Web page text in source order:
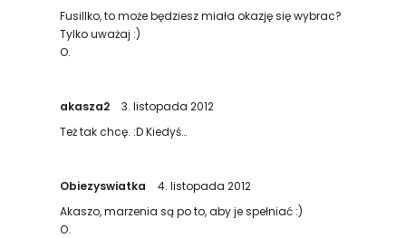
Fusillko, to może będziesz miała okazję się wybrac?
Tylko uważaj :)
O.
akasza2
3. listopada 2012
Też tak chcę. :D Kiedyś…
Obiezyswiatka
4. listopada 2012
Akaszo, marzenia są po to, aby je spełniać :)
O.